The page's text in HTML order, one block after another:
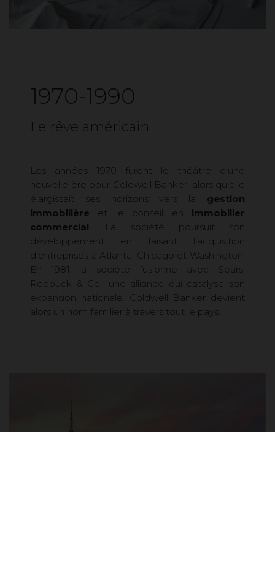
1970-1990
Le rêve américain
Les années 1970 furent le théâtre d'une
nouvelle ère pour Coldwell Banker, alors qu'elle
élargissait ses horizons vers la gestion
immobilière et le conseil en immobilier
commercial . La société poursuit son
développement en faisant l’acquisition
d'entreprises à Atlanta, Chicago et Washington.
En 1981 la société fusionne avec Sears,
Roebuck & Co., une alliance qui catalyse son
expansion nationale. Coldwell Banker devient
alors un nom familier à travers tout le pays.